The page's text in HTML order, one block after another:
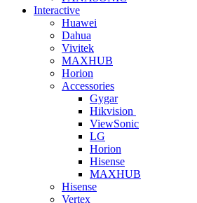
Interactive
Huawei
Dahua
Vivitek
MAXHUB
Horion
Accessories
Gygar
Hikvision
ViewSonic
LG
Horion
Hisense
MAXHUB
Hisense
Vertex